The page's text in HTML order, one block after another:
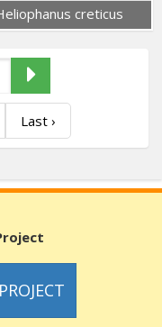
creticus
Last ›